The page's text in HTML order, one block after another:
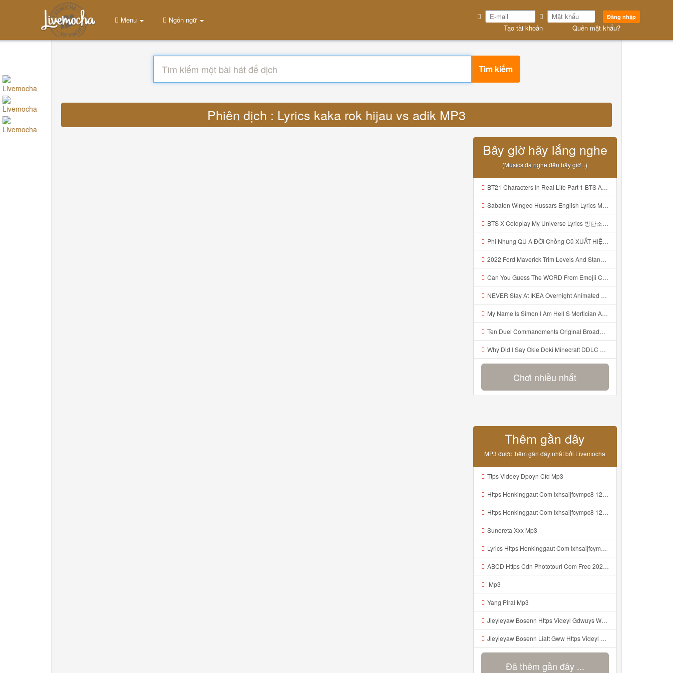
Đăng nhập
Tạo tài khoản Quên mật khẩu?
Menu Ngôn ngữ
Tìm kiếm
Phiên dịch : Lyrics kaka rok hijau vs adik MP3
Bây giờ hãy lắng nghe
(Musics đã nghe đến bây giờ ..)
BT21 Characters In Real Life Part 1 BTS AND BT21 방탄소년단 BT21 BT21아가들은 아빠조아 따라쟁이들 BTS Vs BT21 Mp3
Sabaton Winged Hussars English Lyrics Mp3
BTS X Coldplay My Universe Lyrics 방탄소년단 콜드플레이 My Universe 가사 Color Coded Lyrics Han Rom Eng Mp3
Phi Nhung QU A ĐỜI Chồng Cũ XUẤT HIỆN Khóc Hối Hận Vì Làm Điều KHỦNG KHIẾP Với Cô Mp3
2022 Ford Maverick Trim Levels And Standard Features Explained Mp3
Can You Guess The WORD From Emojii COMPOUND WORD EMOJII CHALLENGE 90 PEOPLE FAIL Guess Mp3
NEVER Stay At IKEA Overnight Animated SCP 3008 Horror Story Mp3
My Name Is Simon I Am Hell S Mortician And I Am Going To Kill God Creepypasta Mp3
Ten Duel Commandments Original Broadway Cast Of Hamilton Lyrics Mp3
Why Did I Say Okie Doki Minecraft DDLC Animated Music Video Song By The Stupendium Mp3
Chơi nhiều nhất
Thêm gần đây
MP3 được thêm gần đây nhất bởi Livemocha
Ttps Videey Dpoyn Cfd Mp3
Https Honkinggaut Com Ixhsaijfcympc8 129844p3 MP3 Mp3
Https Honkinggaut Com Ixhsaijfcympc8 129844p3 Mp3
Sunoreta Xxx Mp3
Lyrics Https Honkinggaut Com Ixhsaijfcympc8 129844P3 Mp3
ABCD Https Cdn Phototourl Com Free 2026 07 01 61f45dc8 B656 4bb7 9368 9a12a0079050 Jpg Mp3
Mp3
Yang Piral Mp3
Jieyieyaw Bosenn Https Videyl Gdwuys Web Id ᅠ ᅠ ᅠ ᅠ ᅠ ᅠ ᅠ ᅠ ᅠ ᅠ ᅠ ᅠ ᅠ ᅠ ᅠ ᅠ ᅠ ᅠ ᅠ ᅠ ᅠ ᅠ ᅠ ᅠ ᅠ ᅠ ᅠ ᅠ ᅠ ᅠ ᅠ ᅠ ᅠ ᅠ ᅠ ᅠ ᅠ ᅠ ᅠ ᅠ ᅠ ᅠ ᅠ ᅠ ᅠ ᅠ ᅠ ᅠ ᅠ ᅠ ᅠ ᅠ ᅠ ᅠ ᅠ ᅠ ᅠ ᅠ ᅠ ᅠ Mp3
Jieyieyaw Bosenn Liatt Gww Https Videyl Gdwuys Web Id ᅠ ᅠ ᅠ ᅠ ᅠ ᅠ ᅠ ᅠ ᅠ ᅠ ᅠ ᅠ ᅠ ᅠ ᅠ ᅠ ᅠ ᅠ ᅠ ᅠ OKK ᅠ ᅠ ᅠ ᅠ ᅠ ᅠ ᅠ ᅠ ᅠ ᅠ ᅠ ᅠ ᅠ ᅠ ᅠ ᅠ ᅠ ᅠ ᅠ ᅠ ᅠ ᅠ ᅠ ᅠ ᅠ ᅠ ᅠ ᅠ ᅠ ᅠ ᅠ ᅠ ᅠ Mp3
Đã thêm gần đây ...